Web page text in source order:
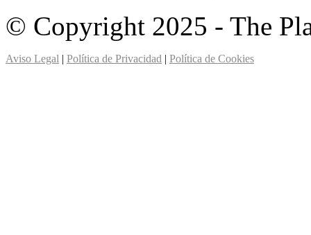
© Copyright 2025 - The
Aviso Legal | Política de Privacidad | Política de Cookies